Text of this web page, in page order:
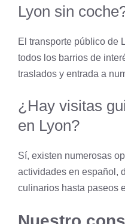
Lyon sin
El transporte público de
todos los barrios de
traslados y entrada a
¿Hay visitas
en Lyon?
Sí, existen numerosas
actividades en español,
culinarios hasta paseos